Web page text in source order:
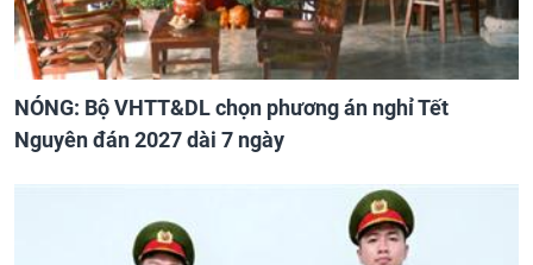
NÓNG: Bộ VHTT&DL chọn phương án nghỉ Tết
Nguyên đán 2027 dài 7 ngày